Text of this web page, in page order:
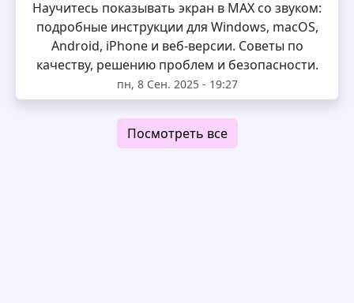
Научитесь показывать экран в MAX со звуком:
подробные инструкции для Windows, macOS,
Android, iPhone и веб-версии. Советы по
качеству, решению проблем и безопасности.
пн, 8 Сен. 2025 - 19:27
Посмотреть все